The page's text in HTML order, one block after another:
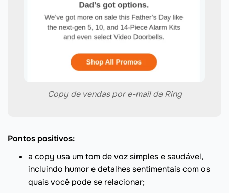
Copy de vendas por e-mail da Ring
Pontos positivos:
a copy usa um tom de voz simples e saudável,
incluindo humor e detalhes sentimentais com os
quais você pode se relacionar;